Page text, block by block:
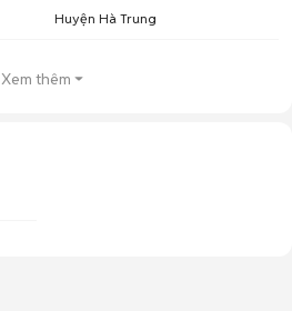
Huyện Hà Trung
Xem thêm